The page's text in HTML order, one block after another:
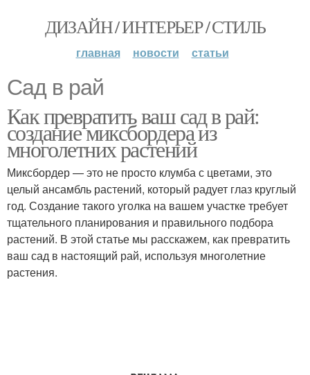
ДИЗАЙН / ИНТЕРЬЕР / СТИЛЬ
главная новости статьи
Сад в рай
Как превратить ваш сад в рай:
создание миксбордера из
многолетних растений
Миксбордер — это не просто клумба с цветами, это
целый ансамбль растений, который радует глаз круглый
год. Создание такого уголка на вашем участке требует
тщательного планирования и правильного подбора
растений. В этой статье мы расскажем, как превратить
ваш сад в настоящий рай, используя многолетние
растения.